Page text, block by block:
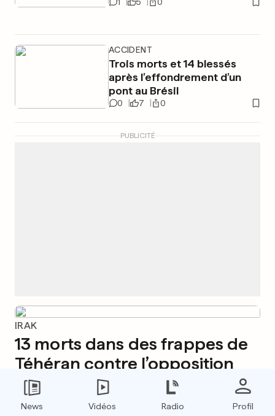
ACCIDENT
Trois morts et 14 blessés
après l’effondrement d’un
pont au Brésil
0 7 0
PUBLICITÉ
IRAK
13 morts dans des frappes de
Téhéran contre l’opposition
kurde iranienne
0
News
Vidéos Radio Profil